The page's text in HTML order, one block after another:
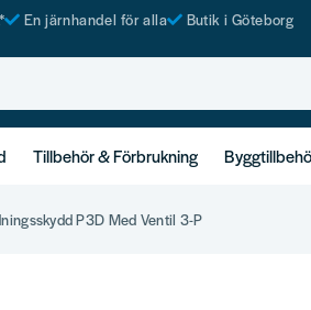
En järnhandel för alla Butik i Göteborg
Tillbehör & Förbrukning
P3D Med Ventil 3-P